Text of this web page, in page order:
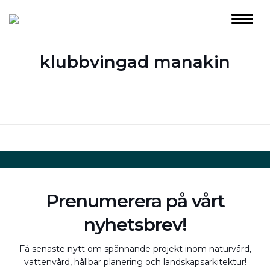
klubbvingad manakin
Prenumerera på vårt
nyhetsbrev!
Få senaste nytt om spännande projekt inom naturvård,
vattenvård, hållbar planering och landskapsarkitektur!